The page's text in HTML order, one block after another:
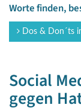
Worte finden,
Dos & Don´ts
Social
gegen